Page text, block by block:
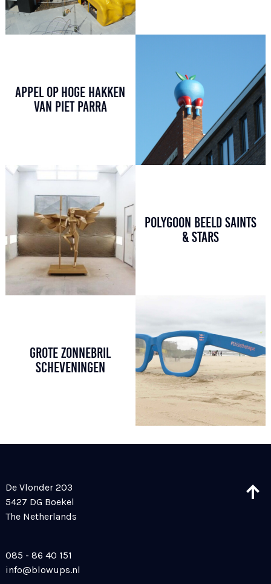
APPEL OP HOGE HAKKEN
VAN PIET PARRA
POLYGOON BEELD SAINTS
& STARS
GROTE ZONNEBRIL
SCHEVENINGEN
De Vlonder 203
5427 DG Boekel
The Netherlands
085 - 86 40 151
info@blowups.nl